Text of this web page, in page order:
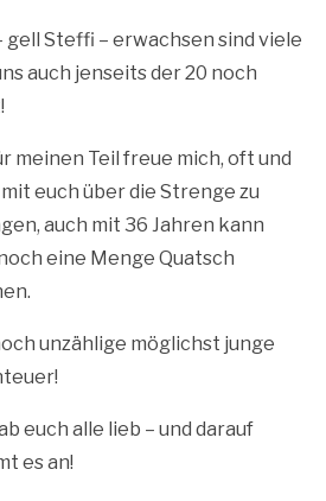
gell Steffi – erwachsen sind viele
auch jenseits der 20 noch
meinen Teil freue mich, oft und
euch über die Strenge zu
auch mit 36 Jahren kann
eine Menge Quatsch
unzählige möglichst junge
euch alle lieb – und darauf
es an!